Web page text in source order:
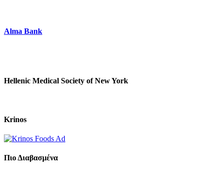
Alma Bank
Hellenic Medical Society of New York
Krinos
Πιο Διαβασμένα